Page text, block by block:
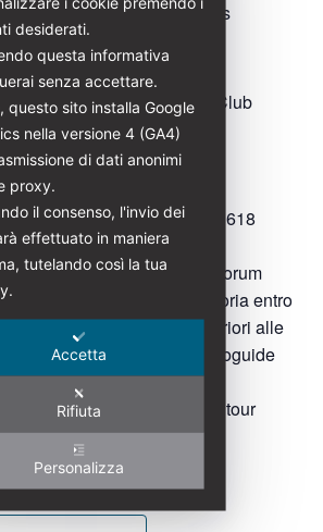
dell’Albergo Las Arenas
di Italia Liberty e Touring Club
15€)
Juana Lazaro
| (+34) 618
al raggiungimento di un quorum
Prenotazione obbligatoria entro
In caso di gruppi superiori alle
l’utilizzo delle radioguide
un gruppo chiuso
30 persone il costo del tour
desiderati.
questa informativa
senza accettare.
questo sito installa Google
nella versione 4 (GA4)
di dati anonimi
proxy.
il consenso, l'invio dei
effettuato in maniera
tutelando così la tua
Accetta
Rifiuta
Personalizza